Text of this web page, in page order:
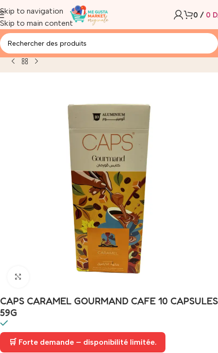
Skip to navigation
Skip to main content
0 / 0
/ CAPS CARAMEL GOURMAND CAFE 10 CAPSULES 59G
CAPS CARAMEL GOURMAND CAFE 10 CAPSULES
59G
🛒 Forte demande – disponibilité limitée.